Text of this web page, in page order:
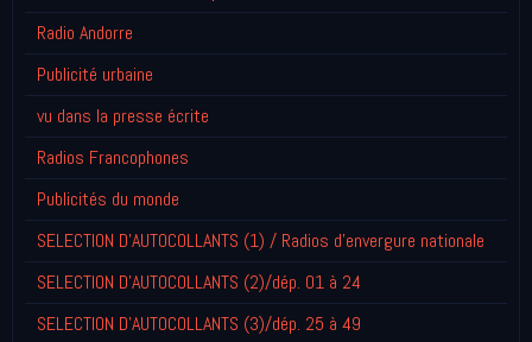
Radio Andorre
Publicité urbaine
vu dans la presse écrite
Radios Francophones
Publicités du monde
SELECTION D'AUTOCOLLANTS (1) / Radios d'envergure nationale
SELECTION D'AUTOCOLLANTS (2)/dép. 01 à 24
SELECTION D'AUTOCOLLANTS (3)/dép. 25 à 49